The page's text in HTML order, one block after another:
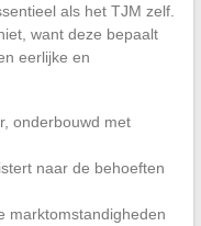
als het TJM zelf.
want deze bepaalt
eerlijke en
onderbouwd met
naar de behoeften
marktomstandigheden